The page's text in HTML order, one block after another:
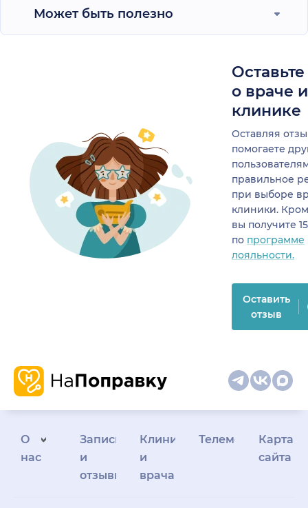
Может быть полезно
о враче
клинике
Оставляя
помогаете
правильное
при выборе
клиники.
вы получите
по программе
лояльности.
Оставить
отзыв
О
нас
Запись
и
отзывы
Клиникам
и
врачам
Телемедицина
Карта
сайта